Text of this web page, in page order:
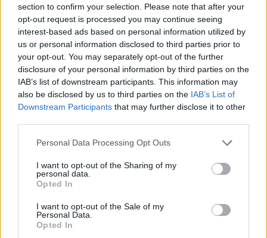
section to confirm your selection. Please note that after your
opt-out request is processed you may continue seeing
interest-based ads based on personal information utilized by
us or personal information disclosed to third parties prior to
your opt-out. You may separately opt-out of the further
disclosure of your personal information by third parties on the
IAB’s list of downstream participants. This information may
also be disclosed by us to third parties on the IAB’s List of
Downstream Participants that may further disclose it to other
Personal Data Processing Opt Outs
I want to opt-out of the Sharing of my
personal data.
Opted In
I want to opt-out of the Sale of my
Personal Data.
Opted In
Minősítés
Hogyan lehet minősített
kutyabarát helyed?